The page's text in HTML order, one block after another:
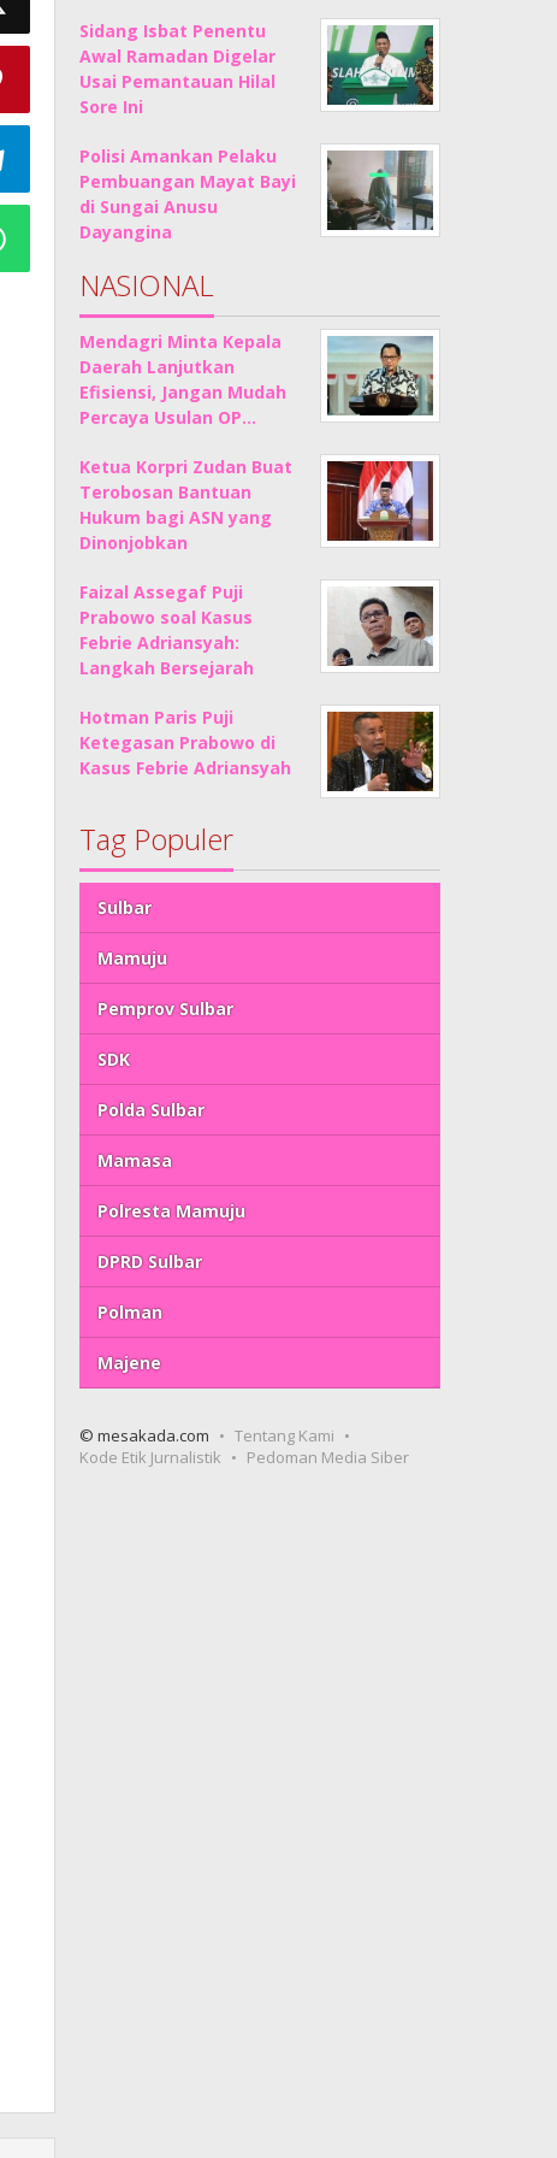
Sidang Isbat Penentu
Awal Ramadan Digelar
Usai Pemantauan Hilal
Sore Ini
Polisi Amankan Pelaku
Pembuangan Mayat Bayi
di Sungai Anusu
Dayangina
NASIONAL
Mendagri Minta Kepala
Daerah Lanjutkan
Efisiensi, Jangan Mudah
Percaya Usulan OP…
Ketua Korpri Zudan Buat
Terobosan Bantuan
Hukum bagi ASN yang
Dinonjobkan
Faizal Assegaf Puji
Prabowo soal Kasus
Febrie Adriansyah:
Langkah Bersejarah
Hotman Paris Puji
Ketegasan Prabowo di
Kasus Febrie Adriansyah
Tag Populer
Sulbar
Mamuju
Pemprov Sulbar
SDK
Polda Sulbar
Mamasa
Polresta Mamuju
DPRD Sulbar
Polman
Majene
© mesakada.com
Tentang Kami
Kode Etik Jurnalistik
Pedoman Media Siber